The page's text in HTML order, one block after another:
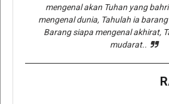
mengenal akan Tuhan yang
mengenal dunia, Tahulah ia
Barang siapa mengenal akhirat,
mudarat..